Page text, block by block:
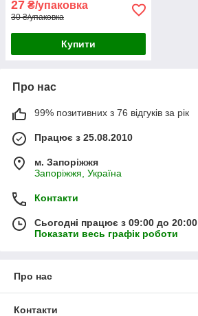
27 ₴/упаковка
30 ₴/упаковка
Купити
Про нас
99% позитивних з 76 відгуків за рік
Працює з 25.08.2010
м. Запоріжжя
Запоріжжя, Україна
Контакти
Сьогодні працює з 09:00 до 20:00
Показати весь графік роботи
Про нас
Контакти